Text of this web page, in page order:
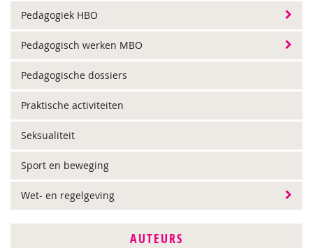
Pedagogiek HBO
Pedagogisch werken MBO
Pedagogische dossiers
Praktische activiteiten
Seksualiteit
Sport en beweging
Wet- en regelgeving
AUTEURS